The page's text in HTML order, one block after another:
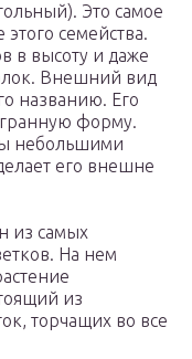
Это самое
семейства.
в высоту и даже
Внешний вид
названию. Его
форму.
небольшими
его внешне
из самых
На нем
из
торчащих во все